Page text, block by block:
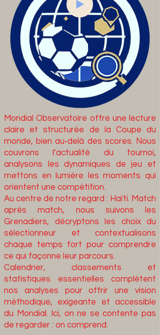
Mondial Observatoire offre une lecture
claire et structurée de la Coupe du
monde, bien au‑delà des scores. Nous
couvrons l’actualité du tournoi,
analysons les dynamiques de jeu et
mettons en lumière les moments qui
orientent une compétition.
Au centre de notre regard : Haïti. Match
après match, nous suivons les
Grenadiers, décryptons les choix du
sélectionneur et contextualisons
chaque temps fort pour comprendre
ce qui façonne leur parcours.
Calendrier, classements et
statistiques essentielles complètent
nos analyses pour offrir une vision
méthodique, exigeante et accessible
du Mondial. Ici, on ne se contente pas
de regarder : on comprend.